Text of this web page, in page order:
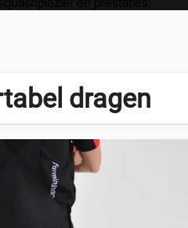
dragen